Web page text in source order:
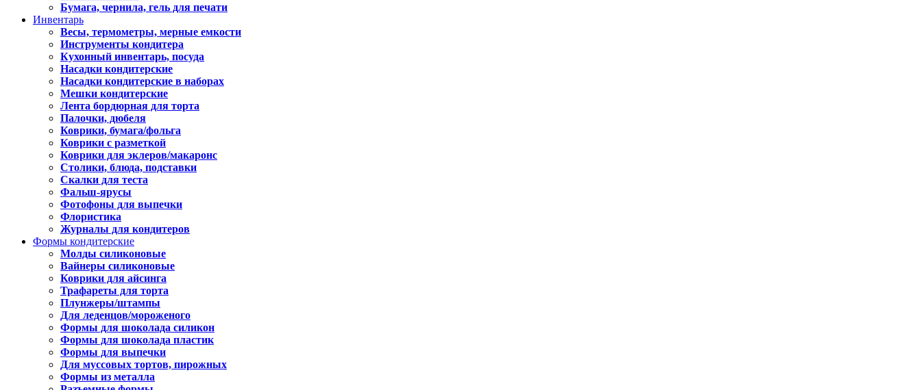
Бумага, чернила, гель для печати
Инвентарь
Весы, термометры, мерные емкости
Инструменты кондитера
Кухонный инвентарь, посуда
Насадки кондитерские
Насадки кондитерские в наборах
Мешки кондитерские
Лента бордюрная для торта
Палочки, дюбеля
Коврики, бумага/фольга
Коврики с разметкой
Коврики для эклеров/макаронс
Столики, блюда, подставки
Скалки для теста
Фальш-ярусы
Фотофоны для выпечки
Флористика
Журналы для кондитеров
Формы кондитерские
Молды силиконовые
Вайнеры силиконовые
Коврики для айсинга
Трафареты для торта
Плунжеры/штампы
Для леденцов/мороженого
Формы для шоколада силикон
Формы для шоколада пластик
Формы для выпечки
Для муссовых тортов, пирожных
Формы из металла